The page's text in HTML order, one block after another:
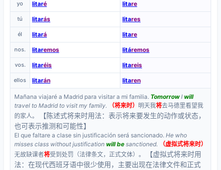
yo litaré litare
tú litarás litares
él litará litare
nos. litaremos litáremos
vos. litaréis litareis
ellos litarán litaren
Mañana viajaré a Madrid para visitar a mi familia. TomorrowI will
travel to Madrid to visit my family.
（将来时） 明天我将去马德里看望我
的家人。
【陈述式将来时用法：表示将来要发生的动作或状态，
也可表示推测和可能性】
El que faltare a clase sin justificación será sancionado. He who
misses class without justification will be sanctioned.
（虚拟式将来时）
无故缺课者将受到处罚（法律条文，正式文体）。
【虚拟式将来时用
法：在现代西班牙语中很少使用，主要出现在法律文件和正式